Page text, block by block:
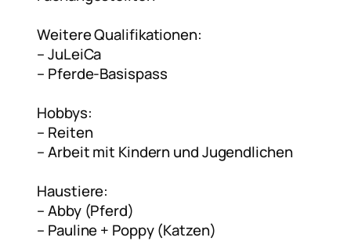
Weitere Qualifikationen:
– JuLeiCa
– Pferde-Basispass
Hobbys:
– Reiten
– Arbeit mit Kindern und Jugendlichen
Haustiere:
– Abby (Pferd)
– Pauline + Poppy (Katzen)